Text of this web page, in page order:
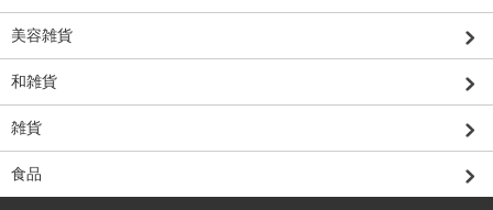
美容雑貨
和雑貨
雑貨
食品